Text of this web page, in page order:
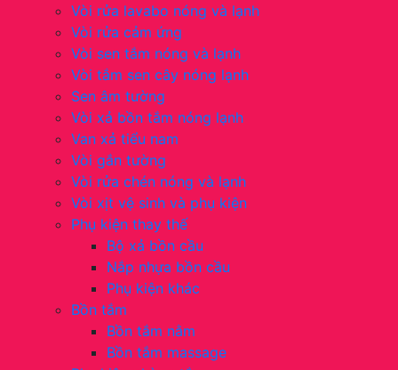
Vòi rửa lavabo nóng và lạnh
Vòi rửa cảm ứng
Vòi sen tắm nóng và lạnh
Vòi tắm sen cây nóng lạnh
Sen âm tường
Vòi xả bồn tắm nóng lạnh
Van xả tiểu nam
Vòi gắn tường
Vòi rửa chén nóng và lạnh
Vòi xịt vệ sinh và phụ kiện
Phụ kiện thay thế
Bộ xả bồn cầu
Nắp nhựa bồn cầu
Phụ kiện khác
Bồn tắm
Bồn tắm nằm
Bồn tắm massage